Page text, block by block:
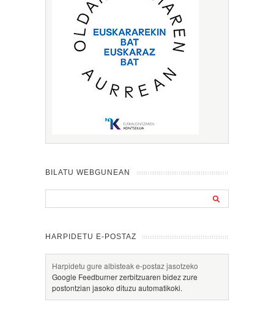
BILATU WEBGUNEAN
HARPIDETU E-POSTAZ
Harpidetu gure albisteak e-postaz jasotzeko
Google Feedburner zerbitzuaren bidez zure
postontzian jasoko dituzu automatikoki.